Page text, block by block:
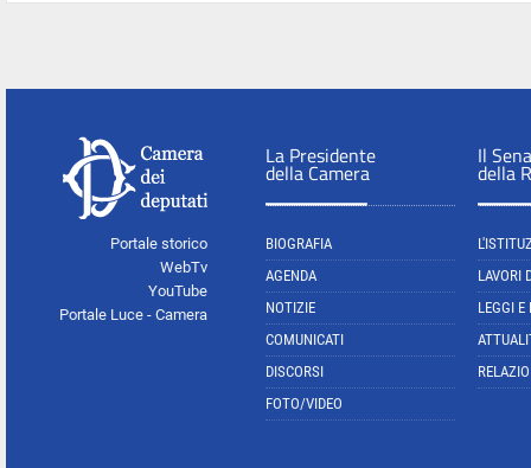
Portale storico
WebTv
YouTube
Portale Luce - Camera
La Presidente
della Camera
BIOGRAFIA
AGENDA
NOTIZIE
COMUNICATI
DISCORSI
FOTO/VIDEO
Il
della
LAVORI
LEGGI E